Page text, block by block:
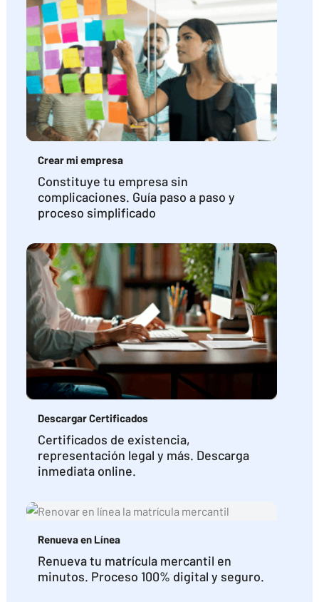
Crear mi empresa
Constituye tu empresa sin
complicaciones. Guía paso a paso y
proceso simplificado
Descargar Certificados
Certificados de existencia,
representación legal y más. Descarga
inmediata online.
Renueva en Línea
Renueva tu matrícula mercantil en
minutos. Proceso 100% digital y seguro.